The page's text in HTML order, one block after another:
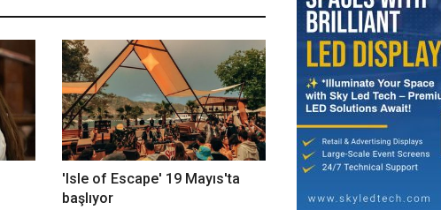
'Isle of Escape' 19 Mayıs'ta
başlıyor